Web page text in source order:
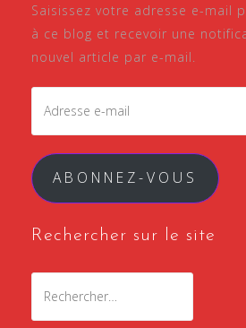
Saisissez votre adresse e-mail
à ce blog et recevoir une
nouvel article par e-mail.
ABONNEZ-VOUS
Rechercher sur le site